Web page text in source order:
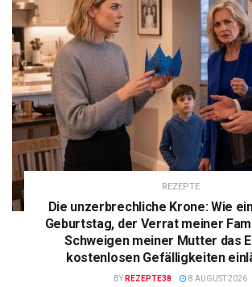
REZEPTE
Die unzerbrechliche Krone: Wie
Geburtstag, der Verrat meiner
Schweigen meiner Mutter das
kostenlosen Gefälligkeiten
BY REZEPTE38 8 AUGUST 2026